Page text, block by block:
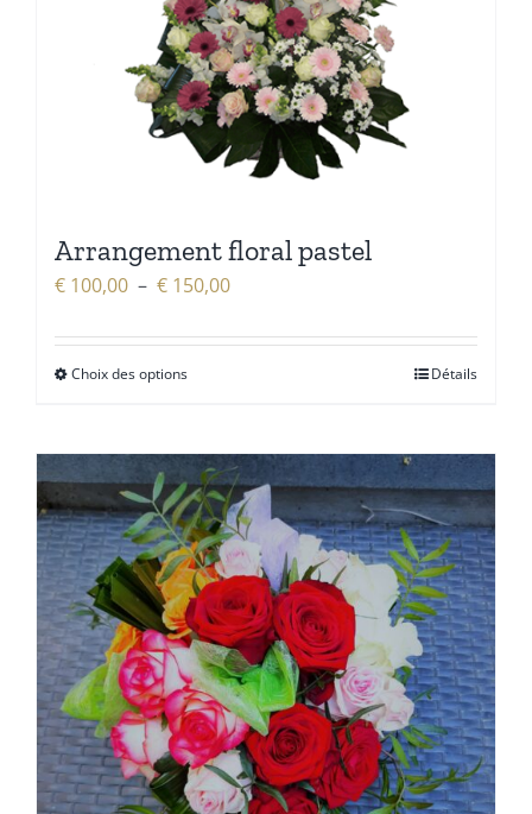
Arrangement floral pastel
€ 100,00 – € 150,00Plage
prix :
€ 150,00
Choix des options Détails